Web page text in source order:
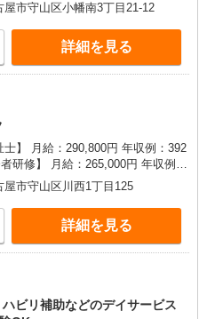
屋市守山区小幡南3丁目21-12
詳細を見る
士】 月給：290,800円 年収例：392
万円〜 ※職務手当、働き
日祝手当（月平均2回分）、夜勤手
）等、毎月平均的に支払われる手
※介護福祉士のみ、特別職務手当
賞与 基本給2.08ヶ月分/年支給
屋市守山区川西1丁目125
詳細を見る
ビリ補助などのデイサービス